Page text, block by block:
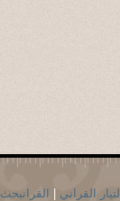
التيار القراني القرانبحث